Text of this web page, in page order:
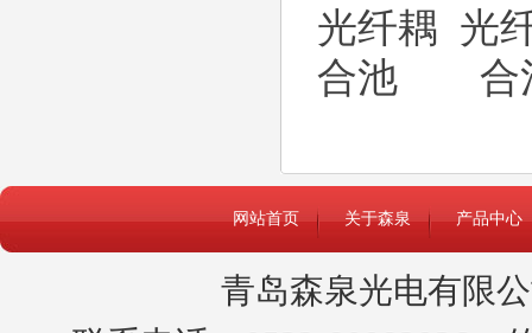
网站首页 关于森泉 产品中心
青岛森泉光电有限